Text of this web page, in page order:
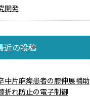
開発
近の投稿
中片麻痺患者の膝伸展補助
折れ防止の電子制御